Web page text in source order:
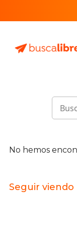
No hemos
Seguir viendo